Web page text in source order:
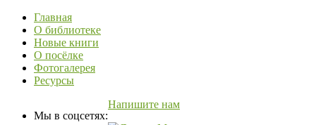
Главная
О библиотеке
Новые книги
О посёлке
Фотогалерея
Ресурсы
Мы в соцсетях:
Напишите нам